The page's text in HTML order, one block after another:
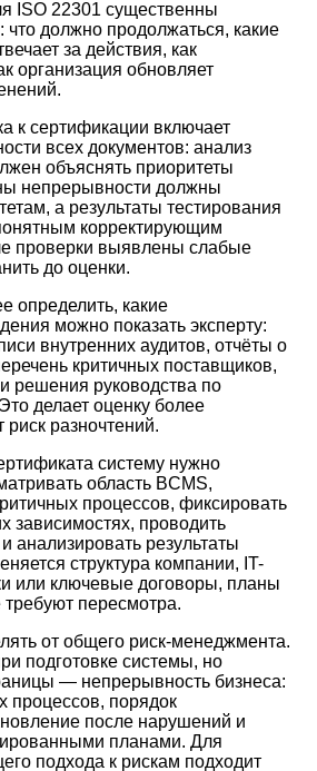
ISO 22301 существенны
что должно продолжаться, какие
за действия, как
организация обновляет
к сертификации включает
всех документов: анализ
объяснять приоритеты
непрерывности должны
а результаты тестирования
корректирующим
проверки выявлены слабые
до оценки.
определить, какие
можно показать эксперту:
внутренних аудитов, отчёты о
критичных поставщиков,
решения руководства по
делает оценку более
разночтений.
систему нужно
область BCMS,
процессов, фиксировать
зависимостях, проводить
анализировать результаты
структура компании, IT-
или ключевые договоры, планы
пересмотра.
от общего риск-менеджмента.
подготовке системы, но
— непрерывность бизнеса:
процессов, порядок
после нарушений и
планами. Для
подхода к рискам подходит